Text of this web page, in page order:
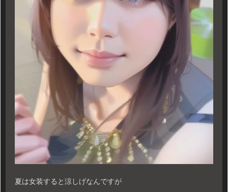
夏は女装すると涼しげなんですが